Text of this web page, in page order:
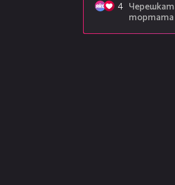
4
тортата